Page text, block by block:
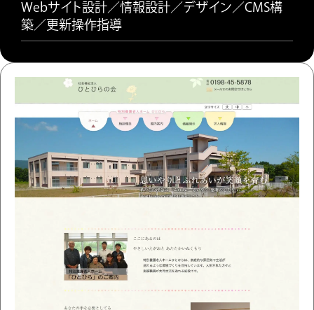
Webサイト設計／情報設計／デザイン／CMS構
築／更新操作指導